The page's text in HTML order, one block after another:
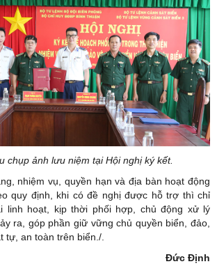
chụp ảnh lưu niệm tại Hội nghị ký kết.
nhiệm vụ, quyền hạn và địa bàn hoạt động
quy định, khi có đề nghị được hỗ trợ thì chỉ
linh hoạt, kịp thời phối hợp, chủ động xử lý
ra, góp phần giữ vững chủ quyền biển, đảo,
tự, an toàn trên biển./.
Đức Định